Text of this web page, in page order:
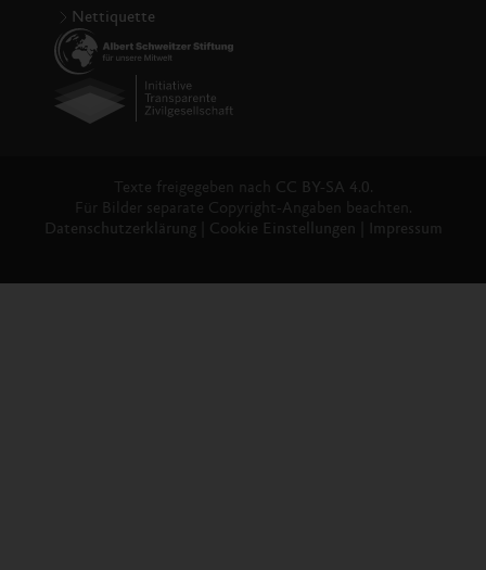
Nettiquette
Texte freigegeben nach CC BY-SA 4.0.
Für Bilder separate Copyright-Angaben beachten.
Datenschutzerklärung
Cookie Einstellungen Impressum